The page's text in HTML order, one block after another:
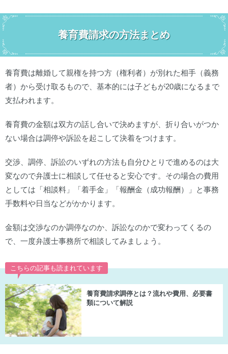
養育費請求の方法まとめ
養育費は離婚して親権を持つ方（権利者）が別れた相手（義務
者）から受け取るもので、基本的には子どもが20歳になるまで
支払われます。
養育費の金額は双方の話し合いで決めますが、折り合いがつか
ない場合は調停や訴訟を起こして決着をつけます。
交渉、調停、訴訟のいずれの方法も自分ひとりで進めるのは大
変なので弁護士に相談して任せると安心です。その場合の費用
としては「相談料」「着手金」「報酬金（成功報酬）」と事務
手数料や日当などがかかります。
金額は交渉なのか調停なのか、訴訟なのかで変わってくるの
で、一度弁護士事務所で相談してみましょう。
こちらの記事も読まれています
養育費請求調停とは？流れや費用、必要書
類について解説